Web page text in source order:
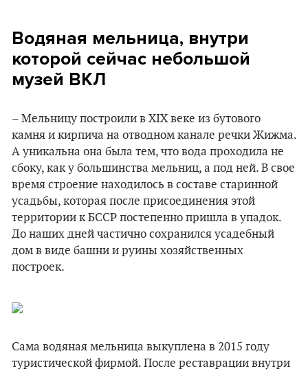
Водяная мельница, внутри
которой сейчас небольшой
музей ВКЛ
– Мельницу построили в XIX веке из бутового
камня и кирпича на отводном канале речки Жижма.
А уникальна она была тем, что вода проходила не
сбоку, как у большинства мельниц, а под ней. В свое
время строение находилось в составе старинной
усадьбы, которая после присоединения этой
территории к БССР постепенно пришла в упадок.
До наших дней частично сохранился усадебный
дом в виде башни и руины хозяйственных
построек.
Сама водяная мельница выкуплена в 2015 году
туристической фирмой. После реставрации внутри